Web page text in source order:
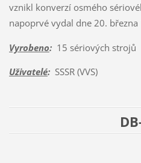
vznikl konverzí osmého
napoprvé vydal dne 20. března
Vyrobeno:15 sériových strojů
Uživatelé:SSSR (VVS)